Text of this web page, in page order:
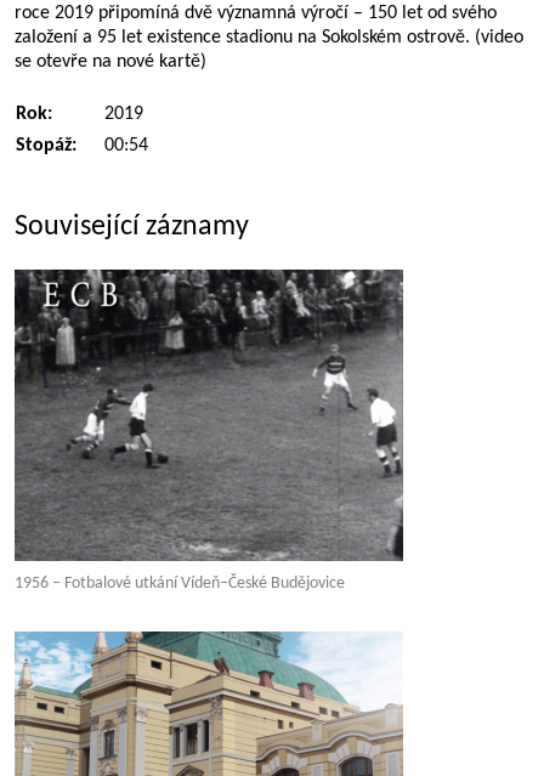
roce 2019 připomíná dvě významná výročí – 150 let od svého
založení a 95 let existence stadionu na Sokolském ostrově. (video
se otevře na nové kartě)
Rok:
2019
Stopáž:
00:54
Související záznamy
1956 – Fotbalové utkání Vídeň–České Budějovice